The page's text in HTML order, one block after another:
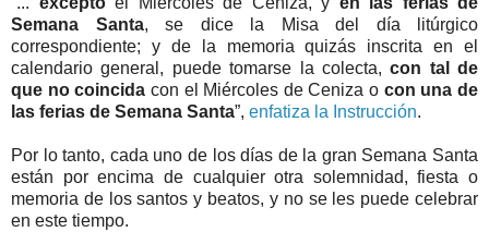
Semana Santa, se dice la Misa del día litúrgico
correspondiente; y de la memoria quizás inscrita en el
calendario general, puede tomarse la colecta,con tal de
que no coincida con el Miércoles de Ceniza o con una de
las ferias de Semana Santa”, enfatiza la Instrucción.
Por lo tanto, cada uno de los días de la gran Semana Santa
están por encima de cualquier otra solemnidad, fiesta o
memoria de los santos y beatos, y no se les puede celebrar
en este tiempo.